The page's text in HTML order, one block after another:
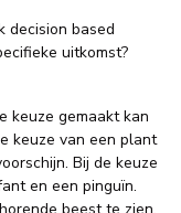
decision based
uitkomst?
keuze gemaakt kan
keuze van een plant
Bij de keuze
en een pinguïn.